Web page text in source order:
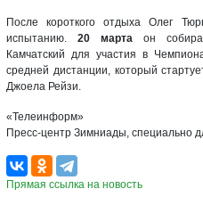
После короткого отдыха Олег
испытанию. 20 марта он
Камчатский для участия в
средней дистанции, который
Джоела Рейзи.
«Телеинформ»
Пресс-центр Зимниады, специально
Прямая ссылка на новость